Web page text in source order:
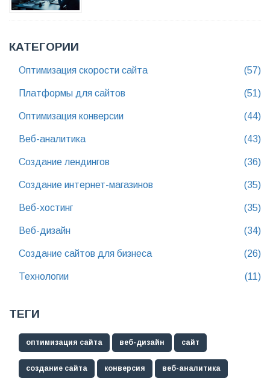
КАТЕГОРИИ
Оптимизация скорости сайта (57)
Платформы для сайтов (51)
Оптимизация конверсии (44)
Веб-аналитика (43)
Создание лендингов (36)
Создание интернет-магазинов (35)
Веб-хостинг (35)
Веб-дизайн (34)
Создание сайтов для бизнеса (26)
Технологии (11)
ТЕГИ
оптимизация сайта веб-дизайн сайт
создание сайта конверсия веб-аналитика